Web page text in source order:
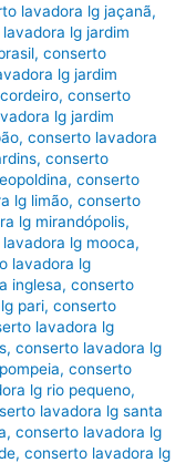
lavadora lg jaçanã,
lg jardim
,conserto
lg jardim
,conserto
lg jardim
,conserto lavadora
,conserto
,conserto
lg limão,conserto
lg mirandópolis,
lg mooca,
lavadora lg
inglesa,conserto
pari,conserto
lavadora lg
,conserto lavadora lg
,conserto
lg rio pequeno,
lavadora lg santa
,conserto lavadora lg
,conserto lavadora lg